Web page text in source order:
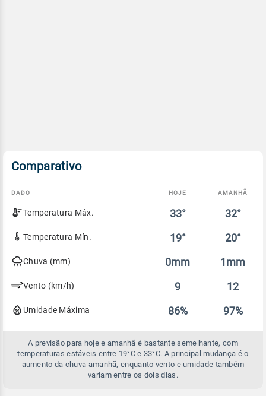
Comparativo
Comparativo
entre
previsão
hoje
DADO HOJE AMANHÃ
Temperatura Máx. 33° 32°
Temperatura Mín. 19° 20°
Chuva (mm) 0mm 1mm
Vento (km/h) 9 12
Umidade Máxima 86% 97%
A previsão para hoje e amanhã é bastante semelhante, com
temperaturas estáveis entre 19°C e 33°C. A principal mudança é o
aumento da chuva amanhã, enquanto vento e umidade também
variam entre os dois dias.